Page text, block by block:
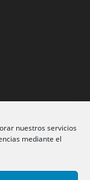
nuestros servicios
mediante el